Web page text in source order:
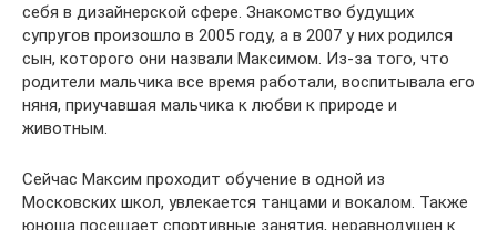
себя в дизайнерской сфере. Знакомство будущих
супругов произошло в 2005 году, а в 2007 у них родился
сын, которого они назвали Максимом. Из-за того, что
родители мальчика все время работали, воспитывала его
няня, приучавшая мальчика к любви к природе и
животным.
Сейчас Максим проходит обучение в одной из
Московских школ, увлекается танцами и вокалом. Также
юноша посещает спортивные занятия, неравнодушен к